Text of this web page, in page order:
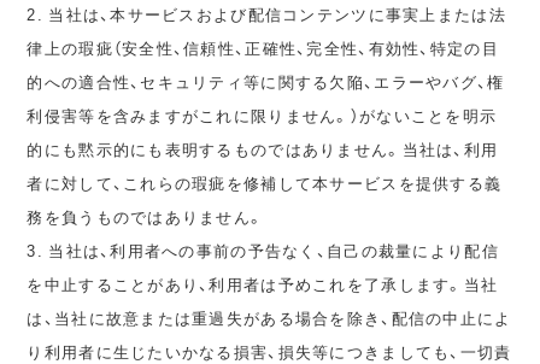
2. 当社は、本サービスおよび配信コンテンツに事実上または法
律上の瑕疵（安全性、信頼性、正確性、完全性、有効性、特定の目
的への適合性、セキュリティ等に関する欠陥、エラーやバグ、権
利侵害等を含みますがこれに限りません。）がないことを明示
的にも黙示的にも表明するものではありません。当社は、利用
者に対して、これらの瑕疵を修補して本サービスを提供する義
務を負うものではありません。
3. 当社は、利用者への事前の予告なく、自己の裁量により配信
を中止することがあり、利用者は予めこれを了承します。当社
は、当社に故意または重過失がある場合を除き、配信の中止によ
り利用者に生じたいかなる損害、損失等につきましても、一切責